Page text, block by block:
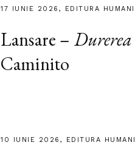
17 IUNIE 2026, EDITURA
Lansare –
Caminito
10 IUNIE 2026, EDITURA